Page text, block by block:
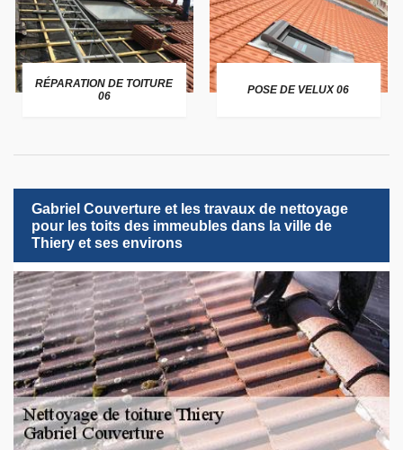
RÉPARATION DE TOITURE
06
POSE DE VELUX 06
Gabriel Couverture et les travaux de nettoyage
pour les toits des immeubles dans la ville de
Thiery et ses environs